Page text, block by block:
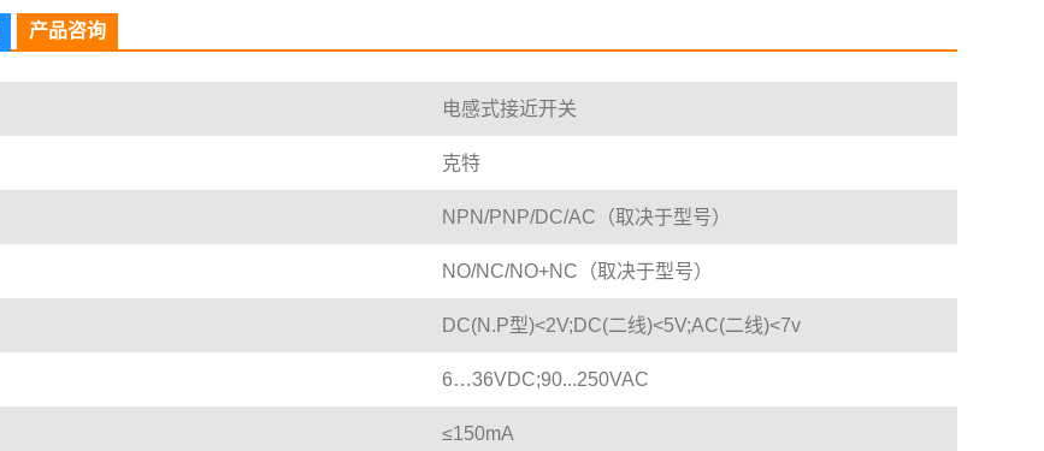
产品咨询
电感式接近开关
克特
NPN/PNP/DC/AC（取决于型号）
NO/NC/NO+NC（取决于型号）
DC(N.P型)<2V;DC(二线)<5V;AC(二线)<7v
6…36VDC;90...250VAC
≤150mA